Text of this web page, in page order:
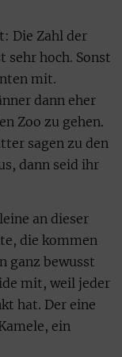
Die Zahl der
sehr hoch. Sonst
mit.
dann eher
Zoo zu gehen.
sagen zu den
dann seid ihr
an dieser
die kommen
ganz bewusst
mit, weil jeder
hat. Der eine
ein